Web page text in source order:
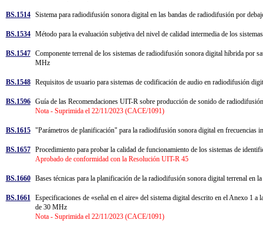
BS.1514 Sistema para radiodifusión sonora digital en las bandas de radiodifusión por
BS.1534 Método para la evaluación subjetiva del nivel de calidad intermedia de los
BS.1547 Componente terrenal de los sistemas de radiodifusión sonora digital híbrida por
MHz
BS.1548 Requisitos de usuario para sistemas de codificación de audio en radiodifusión
BS.1596 Guía de las Recomendaciones UIT-R sobre producción de sonido de
Nota - Suprimida el 22/11/2023 (CACE/1091)
BS.1615 "Parámetros de planificación" para la radiodifusión sonora digital en
BS.1657 Procedimiento para probar la calidad de funcionamiento de los sistemas de
Aprobado de conformidad con la Resolución UIT-R 45
BS.1660 Bases técnicas para la planificación de la radiodifusión sonora digital terrenal en
BS.1661
Especificaciones de «señal en el aire» del sistema digital descrito en el Anexo 1
de 30 MHz
Nota - Suprimida el 22/11/2023 (CACE/1091)